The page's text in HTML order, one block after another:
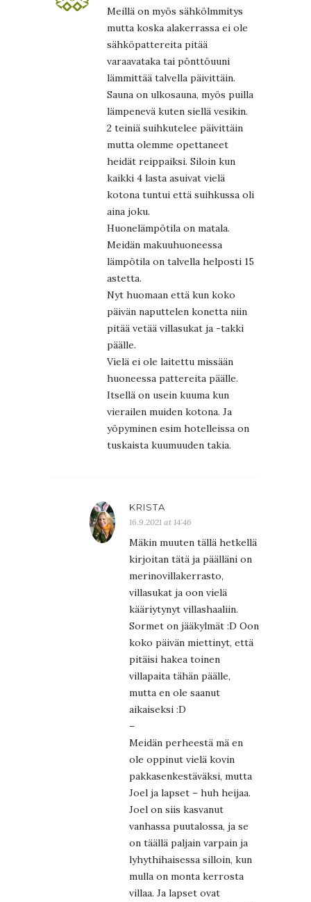
Meillä on myös sähkölmmitys
mutta koska alakerrassa ei ole
sähköpattereita pitää
varaavataka tai pönttöuuni
lämmittää talvella päivittäin.
Sauna on ulkosauna, myös puilla
lämpenevä kuten siellä vesikin.
2 teiniä suihkutelee päivittäin
mutta olemme opettaneet
heidät reippaiksi. Siloin kun
kaikki 4 lasta asuivat vielä
kotona tuntui että suihkussa oli
aina joku.
Huonelämpötila on matala.
Meidän makuuhuoneessa
lämpötila on talvella helposti 15
astetta.
Nyt huomaan että kun koko
päivän naputtelen konetta niin
pitää vetää villasukat ja -takki
päälle.
Vielä ei ole laitettu missään
huoneessa pattereita päälle.
Itsellä on usein kuuma kun
vierailen muiden kotona. Ja
yöpyminen esim hotelleissa on
tuskaista kuumuuden takia.
KRISTA
16.9.2021 at 14:46
Mäkin muuten tällä hetkellä
kirjoitan tätä ja päälläni on
merinovillakerrasto,
villasukat ja oon vielä
kääriytynyt villashaaliin.
Sormet on jääkylmät :D Oon
koko päivän miettinyt, että
pitäisi hakea toinen
villapaita tähän päälle,
mutta en ole saanut
aikaiseksi :D
–
Meidän perheestä mä en
ole oppinut vielä kovin
pakkasenkestäväksi, mutta
Joel ja lapset – huh heijaa.
Joel on siis kasvanut
vanhassa puutalossa, ja se
on täällä paljain varpain ja
lyhythihaisessa silloin, kun
mulla on monta kerrosta
villaa. Ja lapset ovat